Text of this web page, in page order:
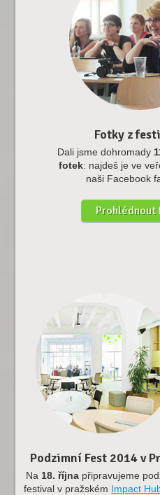
Fotky z
Dali jsme dohromady
fotek: najdeš je ve
naši Facebook
Prohlédnout
Podzimní Fest 2014 v
Na 18. října připravujeme
festival v pražském Impact